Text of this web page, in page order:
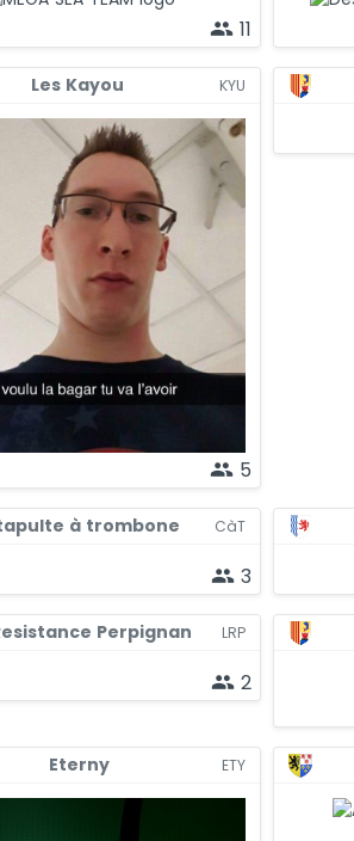
people 11
Les Kayou KYU
people 5
à trombone CàT
people 3
Perpignan LRP
people 2
Eterny ETY